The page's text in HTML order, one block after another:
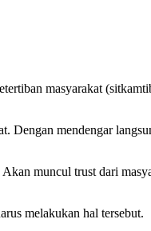
masyarakat
Dengan mendengar
muncul trust dari
melakukan hal tersebut.